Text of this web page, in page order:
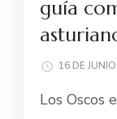
guía
16 DE
Los Oscos